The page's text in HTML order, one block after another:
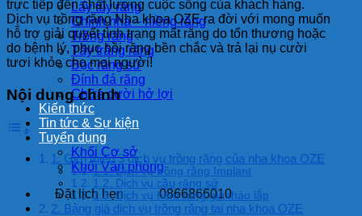
Lấy tủy răng
Chỉnh nha – niềng răng
Trồng răng
Tẩy trắng răng
Bọc răng sứ
Đính đá răng
Chữa cười hở lợi
Kiến thức
Tin tức & Sự kiện
Tuyển dụng
Khối Cơ sở
Khối Văn phòng
Đặt lịch hẹn
0866866010
trực tiếp đến chất lượng cuộc sống của khách hàng.
Dịch vụ trồng răng Nha khoa OZE ra đời với mong muốn
hỗ trợ giải quyết tình trạng mất răng do tổn thương hoặc
do bệnh lý, phục hồi răng bền chắc và trả lại nụ cười
tươi khỏe cho mọi người!
Nội dung chính
1. Giới thiệu 3 dịch vụ trồng răng của nha khoa OZE
1.1. Dịch vụ trồng răng Implant
1.2. Dịch vụ cầu răng sứ
1.3. Dịch vụ hàm răng giả tháo lắp
2. Bảng giá dịch vụ trồng răng tại nha khoa OZE